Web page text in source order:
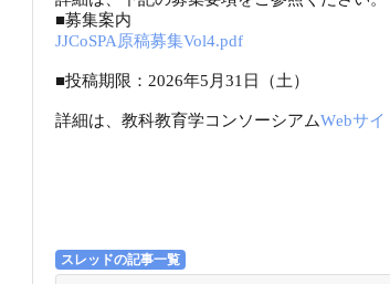
■募集案内
JJCoSPA原稿募集Vol4.pdf
■投稿期限：2026年5月31日（土）
詳細は、教科教育学コンソーシアムWebサイ
スレッドの記事一覧